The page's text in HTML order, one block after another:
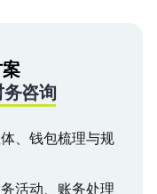
务咨询
、钱包梳理与规
活动、账务处理